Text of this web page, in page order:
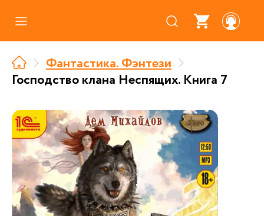
Где купить
О нас
Партнерам
Фантастика. Фэнтези
Господство клана Неспящих. Книга 7